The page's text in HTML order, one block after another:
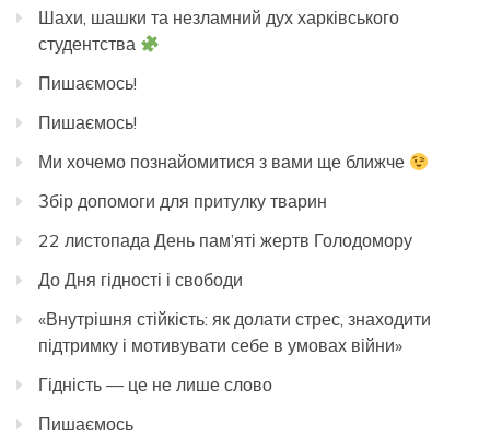
Шахи, шашки та незламний дух харківського
студентства
Пишаємось!
Пишаємось!
Ми хочемо познайомитися з вами ще ближче
Збір допомоги для притулку тварин
22 листопада День пам’яті жертв Голодомору
До Дня гідності і свободи
«Внутрішня стійкість: як долати стрес, знаходити
підтримку і мотивувати себе в умовах війни»
Гідність — це не лише слово
Пишаємось